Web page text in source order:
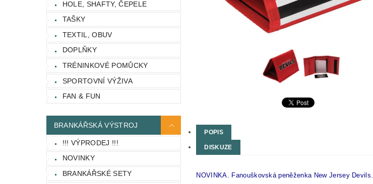
HOLE, SHAFTY, ČEPELE
TAŠKY
TEXTIL, OBUV
DOPLŇKY
TRÉNINKOVÉ POMŮCKY
SPORTOVNÍ VÝŽIVA
FAN & FUN
BRANKÁŘSKÁ VÝSTROJ
!!! VÝPRODEJ !!!
NOVINKY
BRANKÁŘSKÉ SETY
POPIS
DISKUZE
NOVINKA. Fanouškovská peněženka New Jersey Devils.